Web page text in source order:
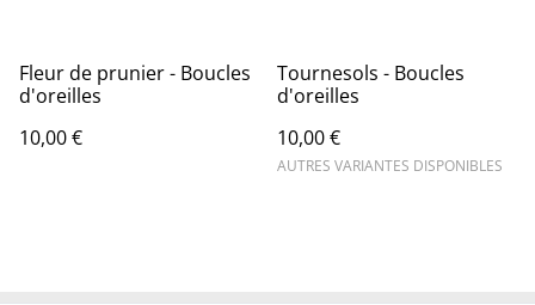
Fleur de prunier - Boucles
d'oreilles
10,00 €
Tournesols - Boucles
d'oreilles
10,00 €
AUTRES VARIANTES DISPONIBLES